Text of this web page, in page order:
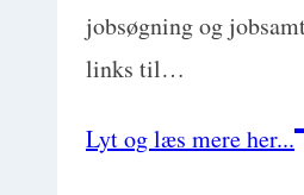
jobsøgning og
links til…
Lyt og læs mere her...